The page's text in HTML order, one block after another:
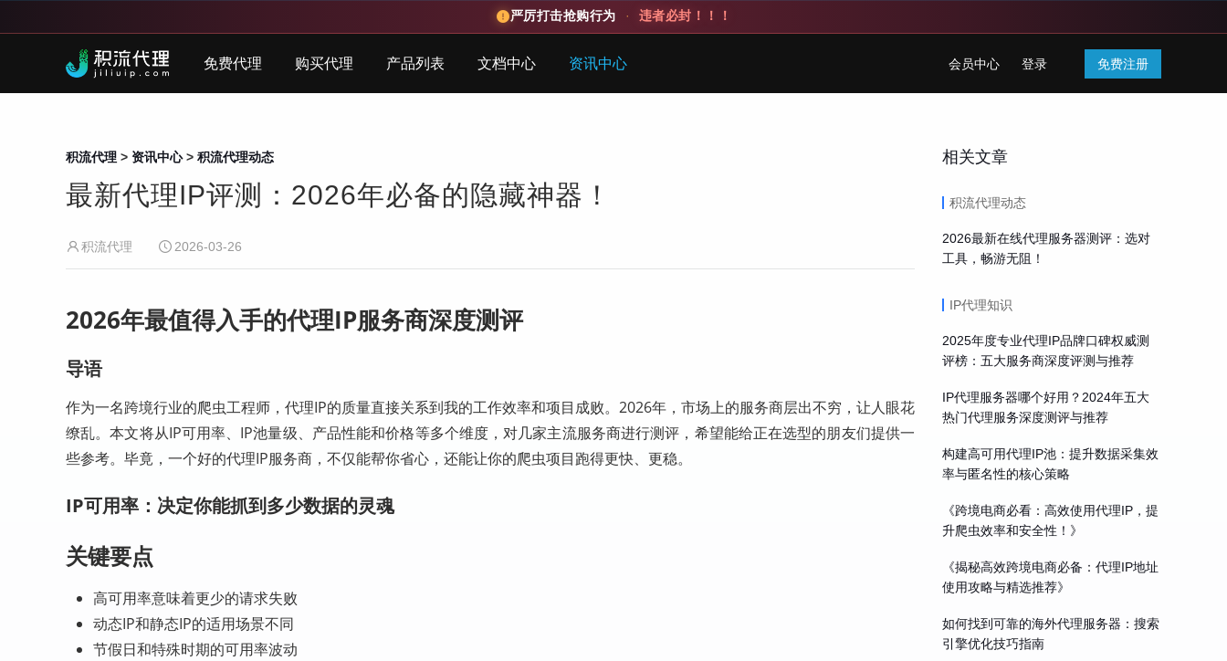
严厉打击抢购行为 · 违者必封！！！
免费代理 购买代理 产品列表 文档中心 资讯中心 会员中心 登录 免费注册
积流代理 > 资讯中心> 积流代理动态
最新代理IP评测：2026年必备的隐藏神器！
积流代理 2026-03-26
2026年最值得入手的代理IP服务商深度测评
导语
作为一名跨境行业的爬虫工程师，代理IP的质量直接关系到我的工作效率和项目成败。2026年，市场上的服务商层出不穷，让人眼花
缭乱。本文将从IP可用率、IP池量级、产品性能和价格等多个维度，对几家主流服务商进行测评，希望能给正在选型的朋友们提供一
些参考。毕竟，一个好的代理IP服务商，不仅能帮你省心，还能让你的爬虫项目跑得更快、更稳。
IP可用率：决定你能抓到多少数据的灵魂
关键要点
高可用率意味着更少的请求失败
动态IP和静态IP的适用场景不同
节假日和特殊时期的可用率波动
相关文章
积流代理动态
2026最新在线代理服务器测评：选对
工具，畅游无阻！
IP代理知识
2025年度专业代理IP品牌口碑权威测
评榜：五大服务商深度评测与推荐
IP代理服务器哪个好用？2024年五大
热门代理服务深度测评与推荐
构建高可用代理IP池：提升数据采集效
率与匿名性的核心策略
《跨境电商必看：高效使用代理IP，提
升爬虫效率和安全性！》
《揭秘高效跨境电商必备：代理IP地址
使用攻略与精选推荐》
如何找到可靠的海外代理服务器：搜索
引擎优化技巧指南